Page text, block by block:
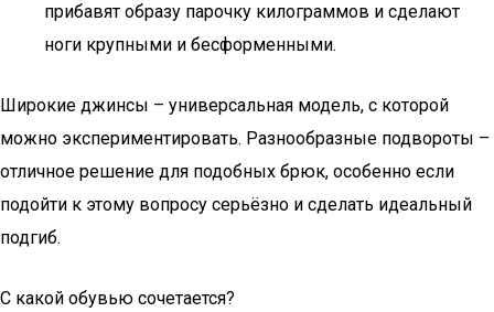
прибавят образу парочку килограммов и сделают
ноги крупными и бесформенными.
Широкие джинсы – универсальная модель, с которой
можно экспериментировать. Разнообразные подвороты –
отличное решение для подобных брюк, особенно если
подойти к этому вопросу серьёзно и сделать идеальный
подгиб.
С какой обувью сочетается?